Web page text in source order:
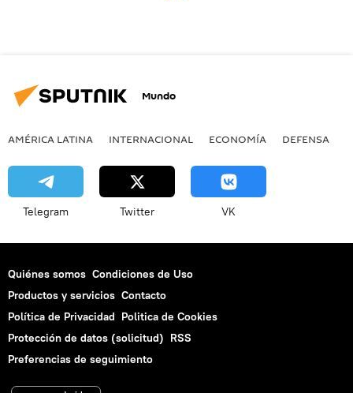
Mundo
AMÉRICA LATINA INTERNACIONAL ECONOMÍA DEFENSA
Telegram Twitter VK
Quiénes somos Condiciones de Uso
Productos y servicios Contacto
Política de Privacidad Politica de Cookies
Protección de datos (solicitud) RSS
Preferencias de seguimiento